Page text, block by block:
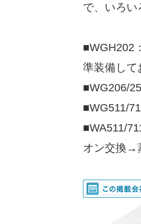
で、いろい
■WGH202
準装備して
■WG206/
■WG511/
■WA511/
オン交換→